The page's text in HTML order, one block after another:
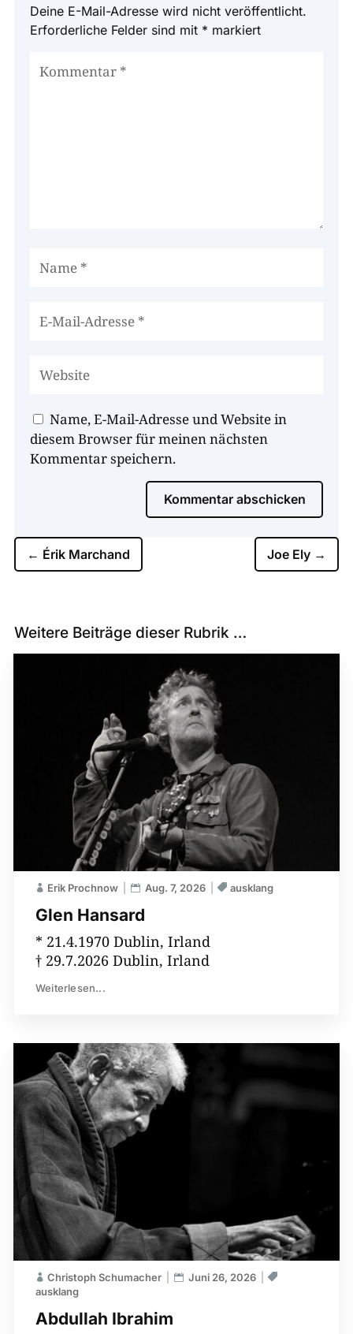
Deine E-Mail-Adresse wird nicht veröffentlicht.
Erforderliche Felder sind mit * markiert
Name, E-Mail-Adresse und Website in
diesem Browser für meinen nächsten
Kommentar speichern.
Kommentar abschicken
← Érik Marchand Joe Ely →
Weitere Beiträge dieser Rubrik …
Glen Hansard
Erik Prochnow Aug. 7, 2026 ausklang
* 21.4.1970 Dublin, Irland
† 29.7.2026 Dublin, Irland
Weiterlesen...
Abdullah Ibrahim
Christoph Schumacher
Juni 26, 2026
ausklang